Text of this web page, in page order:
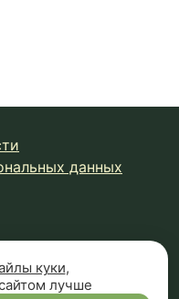
данных
торговая марка.
запрещено.
куки,
лучше